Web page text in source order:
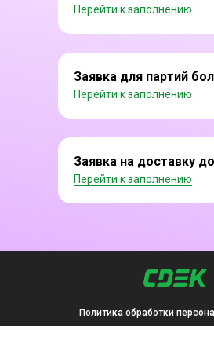
Перейти к заполнению
Заявка для партий
Перейти к заполнению
Заявка на доставку
Перейти к заполнению
Политика обработки